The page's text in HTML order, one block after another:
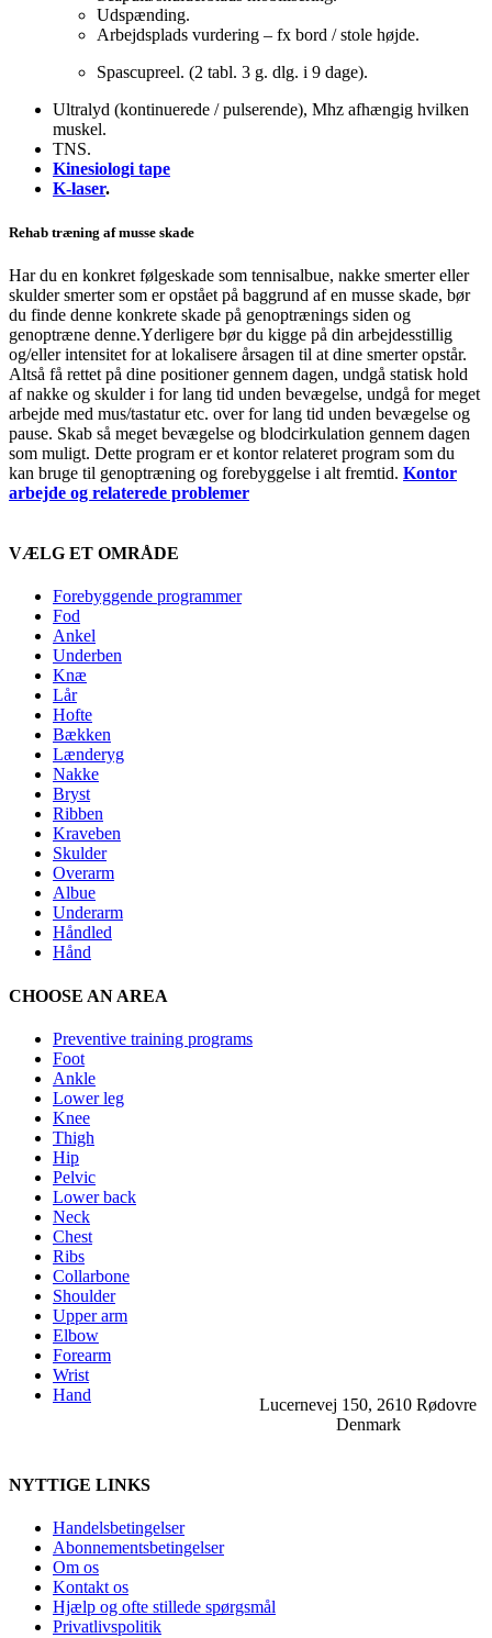
Udspænding.
Arbejdsplads vurdering – fx bord / stole højde.
Spascupreel. (2 tabl. 3 g. dlg. i 9 dage).
Ultralyd (kontinuerede / pulserende), Mhz afhængig hvilken
muskel.
TNS.
Kinesiologi tape
K-laser.
Rehab træning af musse skade
Har du en konkret følgeskade som tennisalbue, nakke smerter eller
skulder smerter som er opstået på baggrund af en musse skade, bør
du finde denne konkrete skade på genoptrænings siden og
genoptræne denne.Yderligere bør du kigge på din arbejdesstillig
og/eller intensitet for at lokalisere årsagen til at dine smerter opstår.
Altså få rettet på dine positioner gennem dagen, undgå statisk hold
af nakke og skulder i for lang tid unden bevægelse, undgå for meget
arbejde med mus/tastatur etc. over for lang tid unden bevægelse og
pause. Skab så meget bevægelse og blodcirkulation gennem dagen
som muligt. Dette program er et kontor relateret program som du
kan bruge til genoptræning og forebyggelse i alt fremtid. Kontor
arbejde og relaterede problemer
VÆLG ET OMRÅDE
Forebyggende programmer
Fod
Ankel
Underben
Knæ
Lår
Hofte
Bækken
Lænderyg
Nakke
Bryst
Ribben
Kraveben
Skulder
Overarm
Albue
Underarm
Håndled
Hånd
CHOOSE AN AREA
Preventive training programs
Foot
Ankle
Lower leg
Knee
Thigh
Hip
Pelvic
Lower back
Neck
Chest
Ribs
Collarbone
Shoulder
Upper arm
Elbow
Forearm
Wrist
Hand
Lucernevej 150, 2610 Rødovre
Denmark
NYTTIGE LINKS
Handelsbetingelser
Abonnementsbetingelser
Om os
Kontakt os
Hjælp og ofte stillede spørgsmål
Privatlivspolitik